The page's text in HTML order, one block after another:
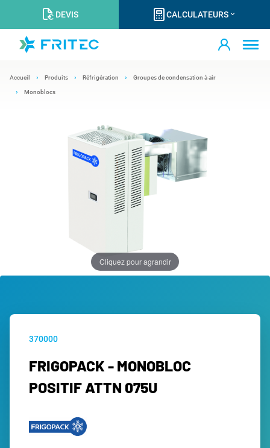
DEVIS CALCULATEURS
Accueil Produits Réfrigération Groupes de condensation à air
Monoblocs
Cliquez pour agrandir
370000
FRIGOPACK - MONOBLOC
POSITIF ATTN 075U